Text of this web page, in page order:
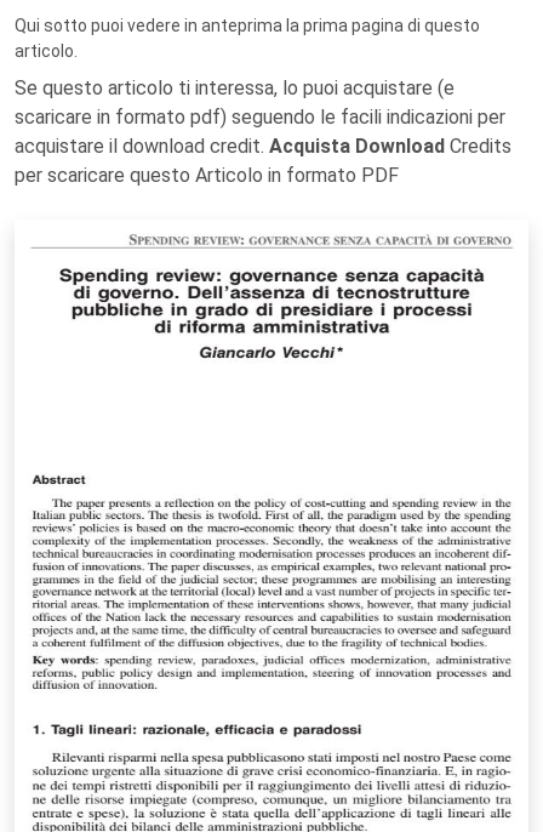
Qui sotto puoi vedere in anteprima la prima pagina di questo
articolo.
Se questo articolo ti interessa, lo puoi acquistare (e
scaricare in formato pdf) seguendo le facili indicazioni per
acquistare il download credit. Acquista Download Credits
per scaricare questo Articolo in formato PDF